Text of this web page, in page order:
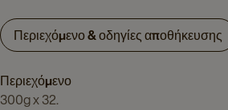
Περιεχόμενο & οδηγίες αποθήκευσης
Περιεχόμενο
300g x 32.